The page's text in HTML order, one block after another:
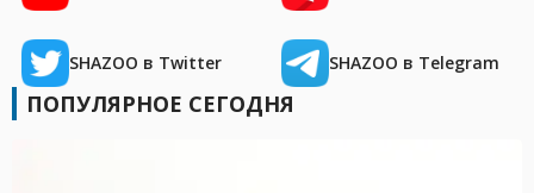
SHAZOO в Twitter SHAZOO в Telegram
ПОПУЛЯРНОЕ СЕГОДНЯ